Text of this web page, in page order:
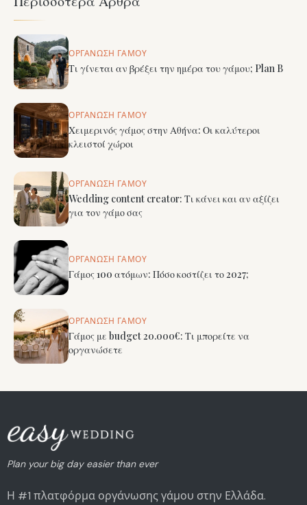
ΟΡΓΆΝΩΣΗ ΓΆΜΟΥ
Τι γίνεται αν βρέξει την ημέρα του γάμου; Plan B
ΟΡΓΆΝΩΣΗ ΓΆΜΟΥ
Χειμερινός γάμος στην Αθήνα: Οι καλύτεροι
κλειστοί χώροι
ΟΡΓΆΝΩΣΗ ΓΆΜΟΥ
Wedding content creator: Τι κάνει και αν αξίζει
για τον γάμο σας
ΟΡΓΆΝΩΣΗ ΓΆΜΟΥ
Γάμος 100 ατόμων: Πόσο κοστίζει το 2027;
ΟΡΓΆΝΩΣΗ ΓΆΜΟΥ
Γάμος με budget 20.000€: Τι μπορείτε να
οργανώσετε
Plan your big day easier than ever
Η #1 πλατφόρμα οργάνωσης γάμου στην Ελλάδα.